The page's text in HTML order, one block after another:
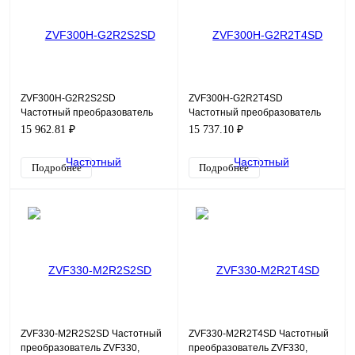
ZVF300H-G2R2S2SD
Частотный преобразователь
ZVF300H, 220В, 2,2кВт, 10А
15 962.81 ₽
Подробнее
ZVF300H-G2R2T4SD
Частотный преобразователь
ZVF300H, 380В, 2,2кВт, 5А
15 737.10 ₽
Подробнее
ZVF330-M2R2S2SD Частотный
преобразователь ZVF330,
ZVF330-M2R2T4SD Частотный
преобразователь ZVF330,